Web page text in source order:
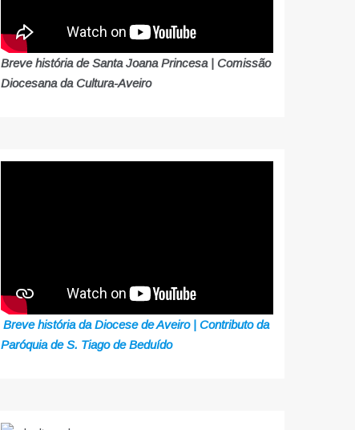
Breve história de Santa Joana Princesa | Comissão
Diocesana da Cultura-Aveiro
Breve história da Diocese de Aveiro | Contributo da
Paróquia de S. Tiago de Beduído